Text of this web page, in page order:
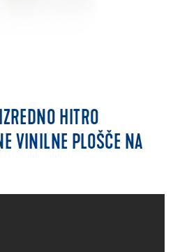
HITRO
VINILNE PLOŠČE NA